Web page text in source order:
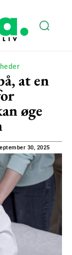
at en
øge
30, 2025